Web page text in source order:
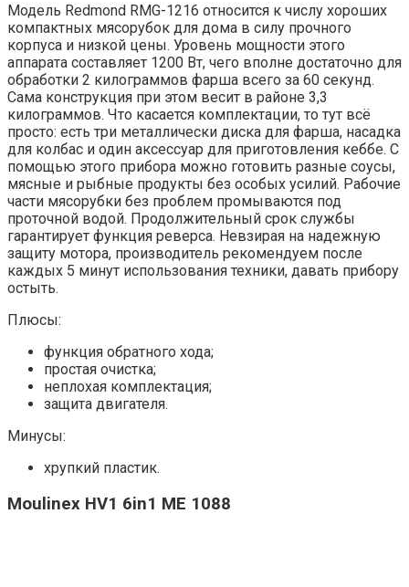
Модель Redmond RMG-1216 относится к числу хороших
компактных мясорубок для дома в силу прочного
корпуса и низкой цены. Уровень мощности этого
аппарата составляет 1200 Вт, чего вполне достаточно для
обработки 2 килограммов фарша всего за 60 секунд.
Сама конструкция при этом весит в районе 3,3
килограммов. Что касается комплектации, то тут всё
просто: есть три металлически диска для фарша, насадка
для колбас и один аксессуар для приготовления кеббе. С
помощью этого прибора можно готовить разные соусы,
мясные и рыбные продукты без особых усилий. Рабочие
части мясорубки без проблем промываются под
проточной водой. Продолжительный срок службы
гарантирует функция реверса. Невзирая на надежную
защиту мотора, производитель рекомендуем после
каждых 5 минут использования техники, давать прибору
остыть.
Плюсы:
функция обратного хода;
простая очистка;
неплохая комплектация;
защита двигателя.
Минусы:
хрупкий пластик.
Moulinex HV1 6in1 ME 1088